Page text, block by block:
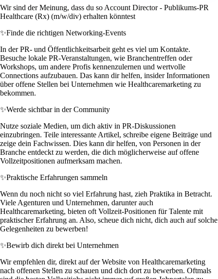
Wir sind der Meinung, dass du so Account Director - Publikums-PR
Healthcare (Rx) (m/w/div) erhalten könntest
✨Finde die richtigen Networking-Events
In der PR- und Öffentlichkeitsarbeit geht es viel um Kontakte.
Besuche lokale PR-Veranstaltungen, wie Branchentreffen oder
Workshops, um andere Profis kennenzulernen und wertvolle
Connections aufzubauen. Das kann dir helfen, insider Informationen
über offene Stellen bei Unternehmen wie Healthcaremarketing zu
bekommen.
✨Werde sichtbar in der Community
Nutze soziale Medien, um dich aktiv in PR-Diskussionen
einzubringen. Teile interessante Artikel, schreibe eigene Beiträge und
zeige dein Fachwissen. Dies kann dir helfen, von Personen in der
Branche entdeckt zu werden, die dich möglicherweise auf offene
Vollzeitpositionen aufmerksam machen.
✨Praktische Erfahrungen sammeln
Wenn du noch nicht so viel Erfahrung hast, zieh Praktika in Betracht.
Viele Agenturen und Unternehmen, darunter auch
Healthcaremarketing, bieten oft Vollzeit-Positionen für Talente mit
praktischer Erfahrung an. Also, scheue dich nicht, dich auch auf solche
Gelegenheiten zu bewerben!
✨Bewirb dich direkt bei Unternehmen
Wir empfehlen dir, direkt auf der Website von Healthcaremarketing
nach offenen Stellen zu schauen und dich dort zu bewerben. Oftmals